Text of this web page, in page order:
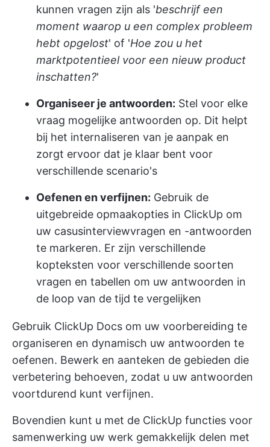
kunnen vragen zijn als 'beschrijf een
moment waarop u een complex probleem
hebt opgelost' of 'Hoe zou u het
marktpotentieel voor een nieuw product
inschatten?'
Organiseer je antwoorden: Stel voor elke
vraag mogelijke antwoorden op. Dit helpt
bij het internaliseren van je aanpak en
zorgt ervoor dat je klaar bent voor
verschillende scenario's
Oefenen en verfijnen: Gebruik de
uitgebreide opmaakopties in ClickUp om
uw casusinterviewvragen en -antwoorden
te markeren. Er zijn verschillende
kopteksten voor verschillende soorten
vragen en tabellen om uw antwoorden in
de loop van de tijd te vergelijken
Gebruik ClickUp Docs om uw voorbereiding te
organiseren en dynamisch uw antwoorden te
oefenen. Bewerk en aanteken de gebieden die
verbetering behoeven, zodat u uw antwoorden
voortdurend kunt verfijnen.
Bovendien kunt u met de ClickUp functies voor
samenwerking uw werk gemakkelijk delen met